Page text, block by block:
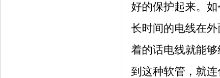
好的保护起来。
长时间的电线在
着的话电线就能
到这种软管，就